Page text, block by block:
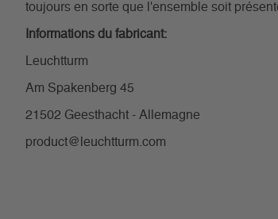
toujours en sorte que l'ensemble soit
Informations du fabricant:
Leuchtturm
Am Spakenberg 45
21502 Geesthacht - Allemagne
product@leuchtturm.com